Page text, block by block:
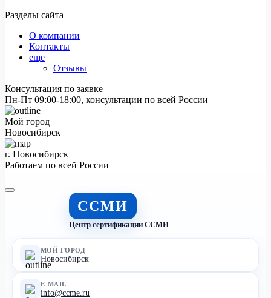
Разделы сайта
О компании
Контакты
еще
Отзывы
Консультация по заявке
Пн-Пт 09:00-18:00, консультации по всей России
Мой город
Новосибирск
г. Новосибирск
Работаем по всей России
ССМИ
Центр сертификации ССМИ
МОЙ ГОРОД
Новосибирск
E-MAIL
info@ccme.ru